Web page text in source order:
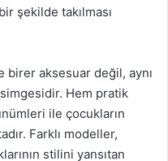
şekilde takılması
birer aksesuar değil, aynı
simgesidir. Hem pratik
ile çocukların
Farklı modeller,
stilini yansıtan